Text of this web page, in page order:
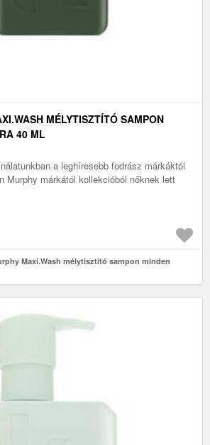
MÉLYTISZTÍTÓ SAMPON
40 ML
a leghíresebb fodrász márkáktól
Murphy márkától kollekcióból nőknek lett
Maxi.Wash mélytisztító sampon minden